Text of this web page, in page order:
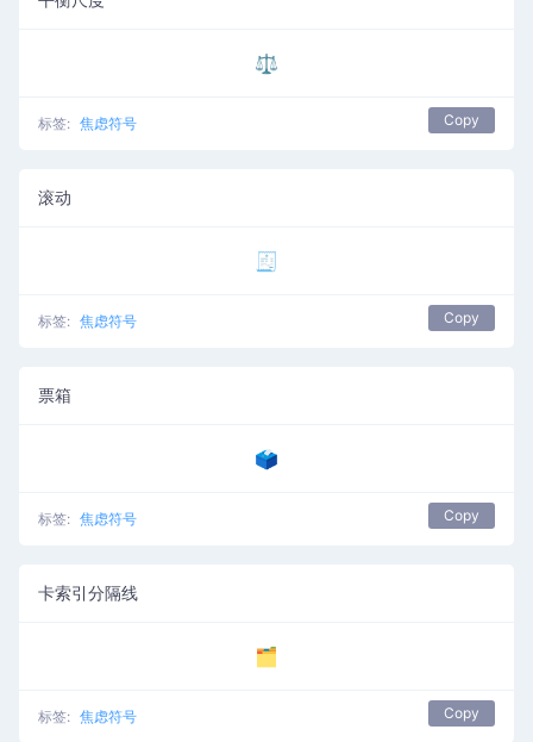
⚖️
标签: 焦虑符号 Copy
滚动
🧾
标签: 焦虑符号 Copy
票箱
🗳️
标签: 焦虑符号 Copy
卡索引分隔线
🗂️
标签: 焦虑符号 Copy